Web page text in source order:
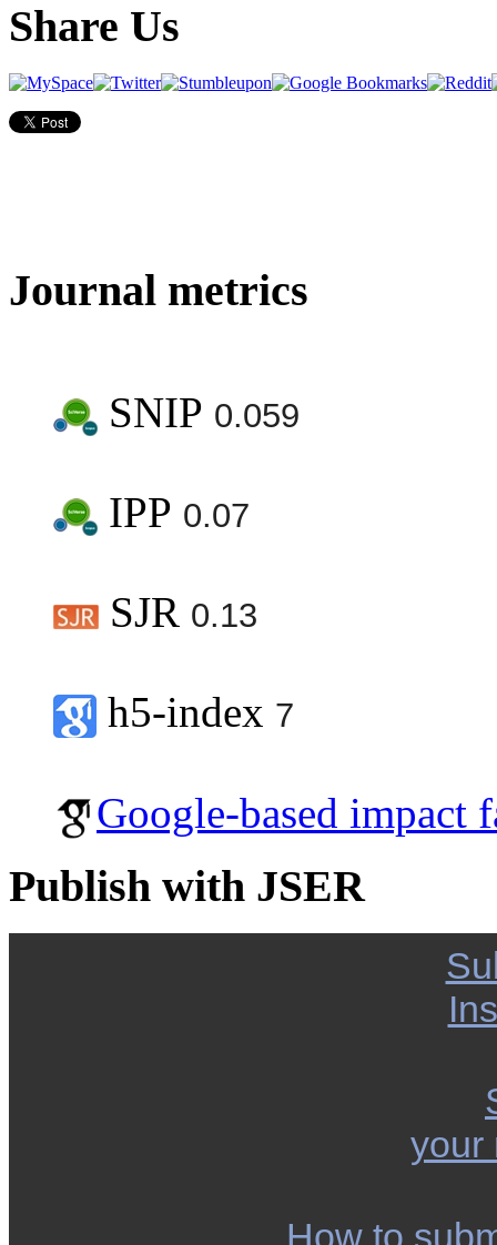
Share Us
Journal metrics
SNIP 0.059
IPP 0.07
SJR 0.13
h5-index 7
Google-based impact
Publish with JSER
your
How to